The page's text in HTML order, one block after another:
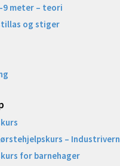
meter – teori
og stiger
– Industrivern
for barnehager